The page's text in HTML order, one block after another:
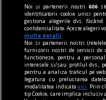
Noi și partenerii noștri606
identificatorii cookie unici
gestiona alegerile dvs.
confidențialitate. Aceste alegeri
multe detalii
Noi si partenerii nostri
furnizorii nostri de servicii de
functioneze, pentru a
interesele si/sau profilul dvs.,
pentru a analiza traficul pe
legatura cu prelucrarea
modalitatea indicataaici
. Prin
tip Cookie, care implica inclusiv